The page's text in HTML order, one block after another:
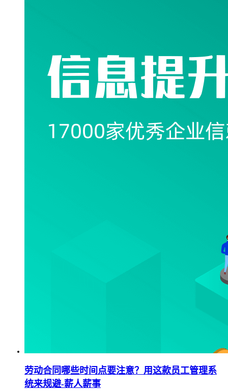
劳动合同哪些时间点要注意？用这款员工管理系
统来规避-薪人薪事